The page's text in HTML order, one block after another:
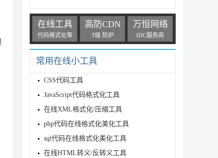
在线工具
代码格式化等
高防CDN
T级 防护
万恒网络
IDC服务商
常用在线小工具
CSS代码工具
JavaScript代码格式化工具
在线XML格式化/压缩工具
php代码在线格式化美化工具
sql代码在线格式化美化工具
在线HTML转义/反转义工具